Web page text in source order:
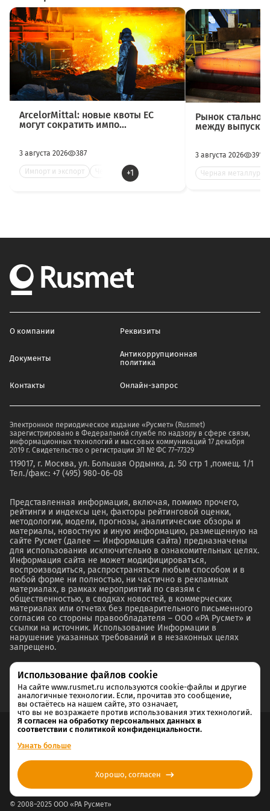
ArcelorMittal: новые квоты ЕС
могут сократить импо...
3 августа 2026 387
Импорт и экспорт +1
Рынок
между
3 августа 2026 391
Черная
О компании Реквизиты
Документы
Антикоррупционная
политика
Контакты Онлайн-запрос
Электронное периодическое издание «Русмет» (Rusmet)
зарегистрировано в Федеральной службе по надзору в сфере связи,
информационных технологий и массовых коммуникаций 17 декабря
2019 г. Свидетельство о регистрации ЭЛ № ФС 77–77329
119017, г. Москва, ул. Большая Ордынка, д. 50 стр 1 ,помещ. 1/1
Тел./факс: +7 (495) 980-06-08
Представленная информация, включая, помимо прочего,
рейтинги и индексы цен, факторы рейтинговой оценки,
методологии, модели, прогнозы, аналитические обзоры и
материалы, новостную и иную информацию, размещенную на
сайте Русмет (далее — Информация сайта) предназначены
для использования исключительно в ознакомительных целях.
Информация сайта не может модифицироваться,
воспроизводиться, распространяться любым способом и в
любой форме ни полностью, ни частично в рекламных
материалах, в рамках мероприятий по связям с
общественностью, в сводках новостей, в коммерческих
материалах или отчетах без предварительного письменного
согласия со стороны правообладателя – ООО «РА Русмет» и
ссылки на источник. Использование Информации в
нарушение указанных требований и в незаконных целях
запрещено.
© 2008–2025 ООО «РА Русмет»
Согласие на обработку и хранение персональных данных
Политика конфиденциальности
Использование файлов cookie
На сайте www.rusmet.ru используются cookie-файлы и другие
аналогичные технологии. Если, прочитав это сообщение,
вы остаётесь на нашем сайте, это означает,
что вы не возражаете против использования этих технологий.
Я согласен на обработку персональных данных в
соответствии с политикой конфиденциальности.
Узнать больше
Хорошо, согласен